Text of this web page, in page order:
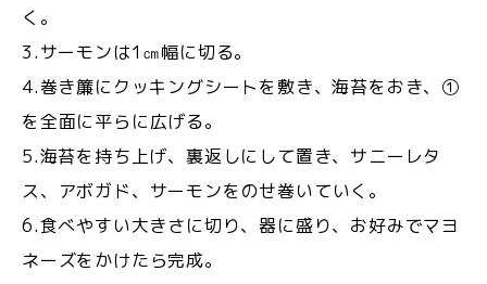
く。
3.サーモンは1㎝幅に切る。
4.巻き簾にクッキングシートを敷き、海苔をおき、①
を全面に平らに広げる。
5.海苔を持ち上げ、裏返しにして置き、サニーレタ
ス、アボガド、サーモンをのせ巻いていく。
6.食べやすい大きさに切り、器に盛り、お好みでマヨ
ネーズをかけたら完成。